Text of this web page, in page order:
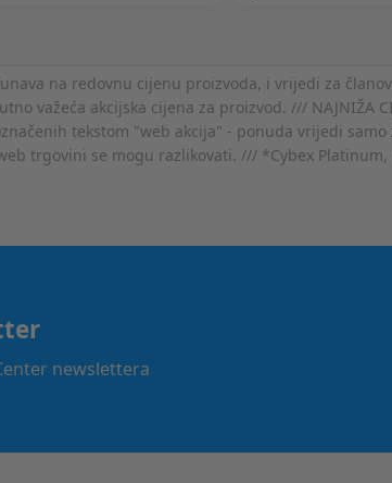
na redovnu cijenu proizvoda, i vrijedi za
važeća akcijska cijena za proizvod. ///
označenih tekstom "web akcija" - ponuda vrijedi
trgovini se mogu razlikovati. /// *Cybex Platinum,
newslettera